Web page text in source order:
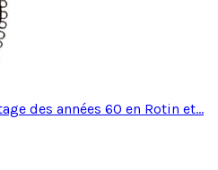
des années 60 en Rotin et…